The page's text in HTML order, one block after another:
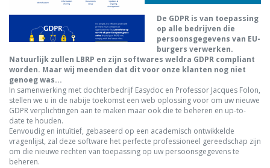
De GDPR is van toepassing
op alle bedrijven die
persoonsgegevens van EU-
burgers verwerken.
Natuurlijk zullen LBRP en zijn softwares weldra GDPR compliant
worden. Maar wij meenden dat dit voor onze klanten nog niet
genoeg was...
In samenwerking met dochterbedrijf Easydoc en Professor Jacques Folon,
stellen we u in de nabije toekomst een web oplossing voor om uw nieuwe
GDPR verplichtingen aan te maken maar ook die te beheren en up-to-
date te houden.
Eenvoudig en intuïtief, gebaseerd op een academisch ontwikkelde
vragenlijst, zal deze software het perfecte professioneel gereedschap zijn
om die nieuwe rechten van toepassing op uw persoonsgegevens te
beheren.